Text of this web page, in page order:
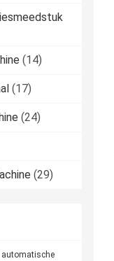
(14)
(17)
(24)
(29)
automatische